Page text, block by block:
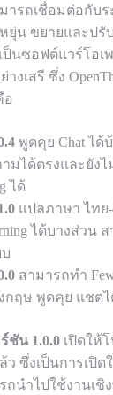
มารถเชื่อมต่อกับ
ยุ่น ขยายและปรั
นซอฟต์แวร์โอเ
งเสรี ซึ่ง
อ
พูดคุย Chat ได้
มได้ตรงและยัง
ได้
แปลภาษา ไทย
ได้บางส่วน
สามารถทำ
กฤษ พูดคุย แชตไ
ชัน 1.0.0 เปิดให้
ซึ่งเป็นการเปิด
ถนำไปใช้งานเ